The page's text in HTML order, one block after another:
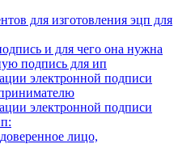
для изготовления эцп для
и для чего она нужна
подпись для ип
электронной подписи
электронной подписи
лицо,